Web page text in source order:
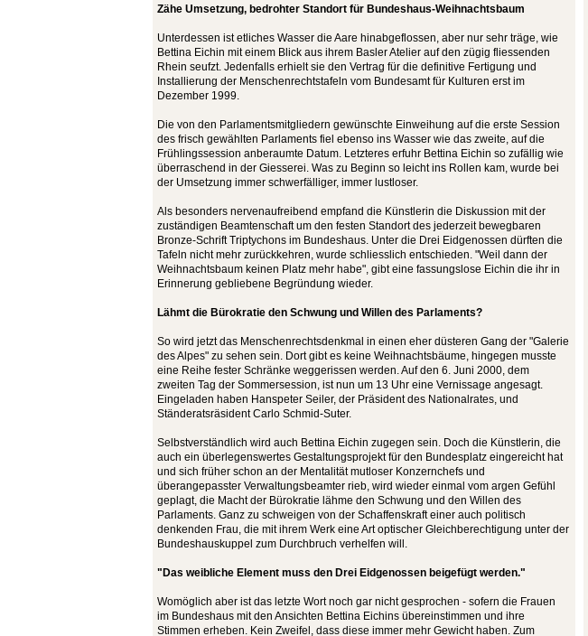
Zähe Umsetzung, bedrohter Standort für Bundeshaus-Weihnachtsbaum
Unterdessen ist etliches Wasser die Aare hinabgeflossen, aber nur sehr träge, wie
Bettina Eichin mit einem Blick aus ihrem Basler Atelier auf den zügig fliessenden
Rhein seufzt. Jedenfalls erhielt sie den Vertrag für die definitive Fertigung und
Installierung der Menschenrechtstafeln vom Bundesamt für Kulturen erst im
Dezember 1999.
Die von den Parlamentsmitgliedern gewünschte Einweihung auf die erste Session
des frisch gewählten Parlaments fiel ebenso ins Wasser wie das zweite, auf die
Frühlingssession anberaumte Datum. Letzteres erfuhr Bettina Eichin so zufällig wie
überraschend in der Giesserei. Was zu Beginn so leicht ins Rollen kam, wurde bei
der Umsetzung immer schwerfälliger, immer lustloser.
Als besonders nervenaufreibend empfand die Künstlerin die Diskussion mit der
zuständigen Beamtenschaft um den festen Standort des jederzeit bewegbaren
Bronze-Schrift Triptychons im Bundeshaus. Unter die Drei Eidgenossen dürften die
Tafeln nicht mehr zurückkehren, wurde schliesslich entschieden. "Weil dann der
Weihnachtsbaum keinen Platz mehr habe", gibt eine fassungslose Eichin die ihr in
Erinnerung gebliebene Begründung wieder.
Lähmt die Bürokratie den Schwung und Willen des Parlaments?
So wird jetzt das Menschenrechtsdenkmal in einen eher düsteren Gang der "Galerie
des Alpes" zu sehen sein. Dort gibt es keine Weihnachtsbäume, hingegen musste
eine Reihe fester Schränke weggerissen werden. Auf den 6. Juni 2000, dem
zweiten Tag der Sommersession, ist nun um 13 Uhr eine Vernissage angesagt.
Eingeladen haben Hanspeter Seiler, der Präsident des Nationalrates, und
Ständeratsräsident Carlo Schmid-Suter.
Selbstverständlich wird auch Bettina Eichin zugegen sein. Doch die Künstlerin, die
auch ein überlegenswertes Gestaltungsprojekt für den Bundesplatz eingereicht hat
und sich früher schon an der Mentalität mutloser Konzernchefs und
überangepasster Verwaltungsbeamter rieb, wird wieder einmal vom argen Gefühl
geplagt, die Macht der Bürokratie lähme den Schwung und den Willen des
Parlaments. Ganz zu schweigen von der Schaffenskraft einer auch politisch
denkenden Frau, die mit ihrem Werk eine Art optischer Gleichberechtigung unter der
Bundeshauskuppel zum Durchbruch verhelfen will.
"Das weibliche Element muss den Drei Eidgenossen beigefügt werden."
Womöglich aber ist das letzte Wort noch gar nicht gesprochen - sofern die Frauen
im Bundeshaus mit den Ansichten Bettina Eichins übereinstimmen und ihre
Stimmen erheben. Kein Zweifel, dass diese immer mehr Gewicht haben. Zum